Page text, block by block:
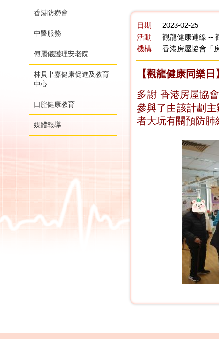
香港防癆會
中醫服務
傅麗儀護理安老院
林貝聿嘉健康促進及教育
中心
口腔健康教育
媒體報導
日期
2023-02-25
活動
觀龍健康連線 --
機構
香港房屋協會「
【觀龍健康同樂日
多謝 香港房屋協會
參與了由該計劃
者大玩有關預防肺